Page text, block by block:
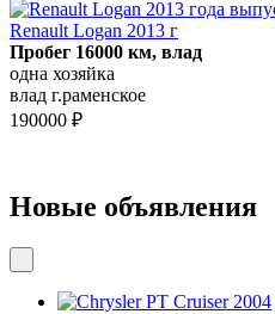
Renault Logan 2013 г
Пробег 16000 км, влад
одна хозяйка
влад г.раменское
190000 ₽
Новые объявления